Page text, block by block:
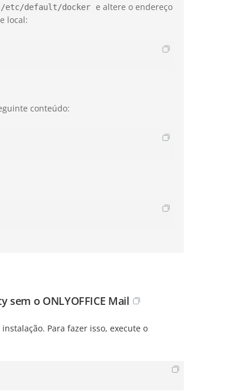
/etc/default/docker e altere o endereço
local:
conteúdo:
sem o ONLYOFFICE Mail
Para fazer isso, execute o